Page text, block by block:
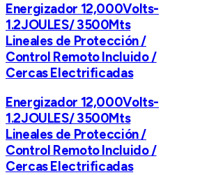
Energizador 12,000Volts-
1.2JOULES/ 3500Mts
Lineales de Protección /
Control Remoto Incluido /
Cercas Electrificadas
Energizador 12,000Volts-
1.2JOULES/ 3500Mts
Lineales de Protección /
Control Remoto Incluido /
Cercas Electrificadas